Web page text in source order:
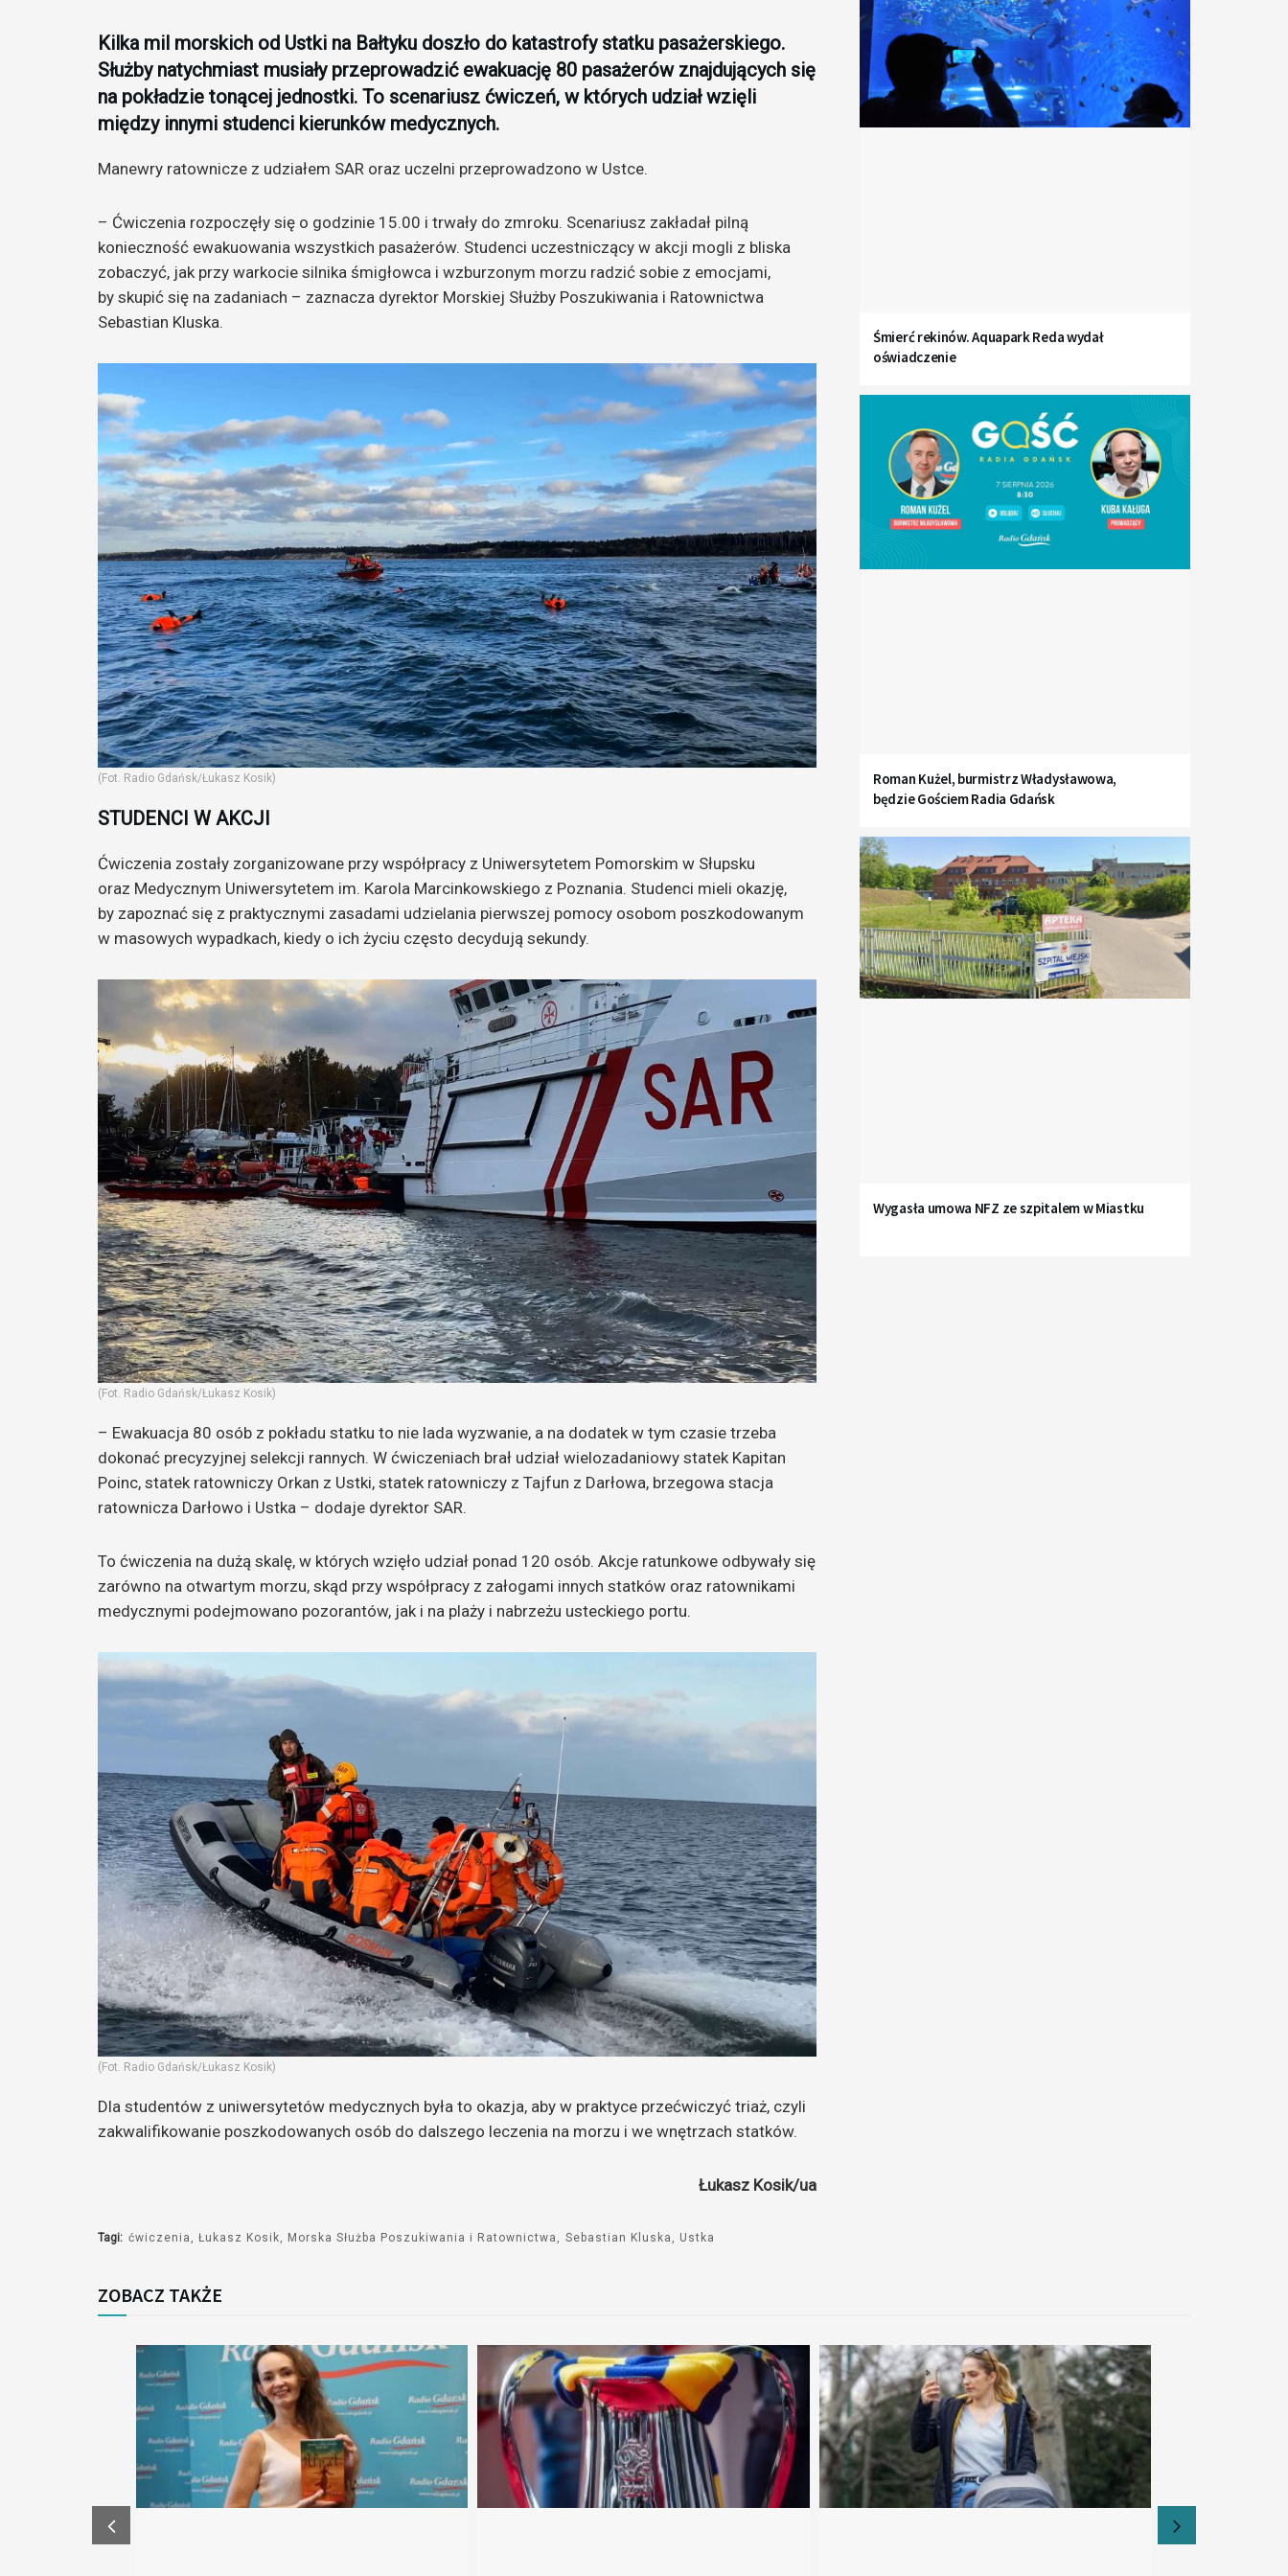
Kilka mil morskich od Ustki na Bałtyku doszło do katastrofy statku pasażerskiego.
Służby natychmiast musiały przeprowadzić ewakuację 80 pasażerów znajdujących się
na pokładzie tonącej jednostki. To scenariusz ćwiczeń, w których udział wzięli
między innymi studenci kierunków medycznych.
Manewry ratownicze z udziałem SAR oraz uczelni przeprowadzono w Ustce.
– Ćwiczenia rozpoczęły się o godzinie 15.00 i trwały do zmroku. Scenariusz zakładał pilną
konieczność ewakuowania wszystkich pasażerów. Studenci uczestniczący w akcji mogli z bliska
zobaczyć, jak przy warkocie silnika śmigłowca i wzburzonym morzu radzić sobie z emocjami,
by skupić się na zadaniach – zaznacza dyrektor Morskiej Służby Poszukiwania i Ratownictwa
Sebastian Kluska.
(Fot. Radio Gdańsk/Łukasz Kosik)
STUDENCI W AKCJI
Ćwiczenia zostały zorganizowane przy współpracy z Uniwersytetem Pomorskim w Słupsku
oraz Medycznym Uniwersytetem im. Karola Marcinkowskiego z Poznania. Studenci mieli okazję,
by zapoznać się z praktycznymi zasadami udzielania pierwszej pomocy osobom poszkodowanym
w masowych wypadkach, kiedy o ich życiu często decydują sekundy.
(Fot. Radio Gdańsk/Łukasz Kosik)
– Ewakuacja 80 osób z pokładu statku to nie lada wyzwanie, a na dodatek w tym czasie trzeba
dokonać precyzyjnej selekcji rannych. W ćwiczeniach brał udział wielozadaniowy statek Kapitan
Poinc, statek ratowniczy Orkan z Ustki, statek ratowniczy z Tajfun z Darłowa, brzegowa stacja
ratownicza Darłowo i Ustka – dodaje dyrektor SAR.
To ćwiczenia na dużą skalę, w których wzięło udział ponad 120 osób. Akcje ratunkowe odbywały się
zarówno na otwartym morzu, skąd przy współpracy z załogami innych statków oraz ratownikami
medycznymi podejmowano pozorantów, jak i na plaży i nabrzeżu usteckiego portu.
(Fot. Radio Gdańsk/Łukasz Kosik)
Dla studentów z uniwersytetów medycznych była to okazja, aby w praktyce przećwiczyć triaż, czyli
zakwalifikowanie poszkodowanych osób do dalszego leczenia na morzu i we wnętrzach statków.
Łukasz Kosik/ua
Tagi: ćwiczenia Łukasz Kosik Morska Służba Poszukiwania i Ratownictwa Sebastian Kluska Ustka
Śmierć rekinów. Aquapark Reda wydał
oświadczenie
Roman Kużel, burmistrz Władysławowa,
będzie Gościem Radia Gdańsk
Wygasła umowa NFZ ze szpitalem w Miastku
ZOBACZ TAKŻE